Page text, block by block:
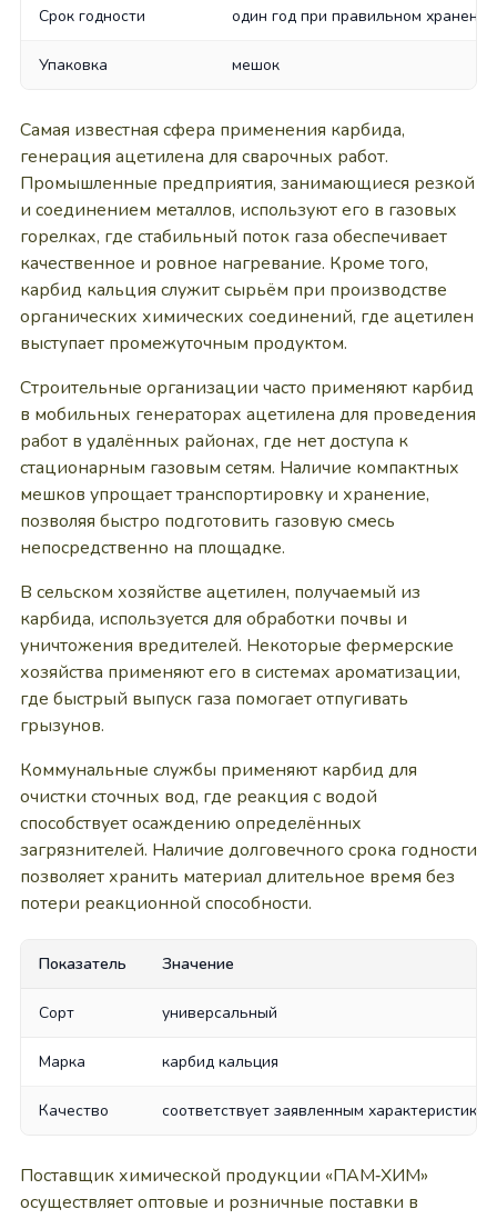
Срок годности один год при правильном хранении
Упаковка мешок
Самая известная сфера применения карбида,
генерация ацетилена для сварочных работ.
Промышленные предприятия, занимающиеся резкой
и соединением металлов, используют его в газовых
горелках, где стабильный поток газа обеспечивает
качественное и ровное нагревание. Кроме того,
карбид кальция служит сырьём при производстве
органических химических соединений, где ацетилен
выступает промежуточным продуктом.
Строительные организации часто применяют карбид
в мобильных генераторах ацетилена для проведения
работ в удалённых районах, где нет доступа к
стационарным газовым сетям. Наличие компактных
мешков упрощает транспортировку и хранение,
позволяя быстро подготовить газовую смесь
непосредственно на площадке.
В сельском хозяйстве ацетилен, получаемый из
карбида, используется для обработки почвы и
уничтожения вредителей. Некоторые фермерские
хозяйства применяют его в системах ароматизации,
где быстрый выпуск газа помогает отпугивать
грызунов.
Коммунальные службы применяют карбид для
очистки сточных вод, где реакция с водой
способствует осаждению определённых
загрязнителей. Наличие долговечного срока годности
позволяет хранить материал длительное время без
потери реакционной способности.
Показатель Значение
Сорт универсальный
Марка карбид кальция
Качество соответствует заявленным характеристикам
Поставщик химической продукции «ПАМ‑ХИМ»
осуществляет оптовые и розничные поставки в